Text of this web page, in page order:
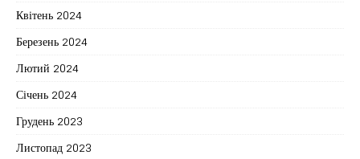
Квітень 2024
Березень 2024
Лютий 2024
Січень 2024
Грудень 2023
Листопад 2023